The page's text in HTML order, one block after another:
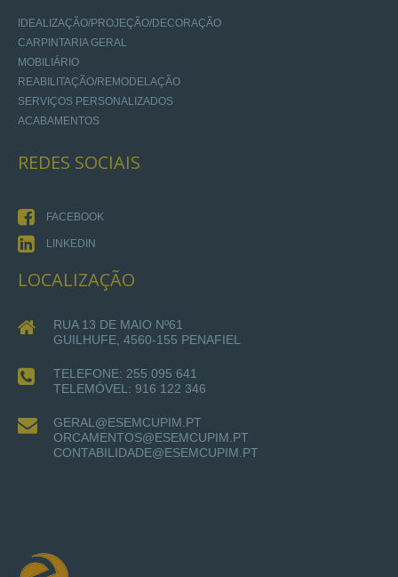
IDEALIZAÇÃO/PROJEÇÃO/DECORAÇÃO
CARPINTARIA GERAL
MOBILIÁRIO
REABILITAÇÃO/REMODELAÇÃO
SERVIÇOS PERSONALIZADOS
ACABAMENTOS
REDES SOCIAIS
FACEBOOK
LINKEDIN
LOCALIZAÇÃO
RUA 13 DE MAIO Nº61
GUILHUFE, 4560-155 PENAFIEL
TELEFONE: 255 095 641
TELEMÓVEL: 916 122 346
GERAL@ESEMCUPIM.PT
ORCAMENTOS@ESEMCUPIM.PT
CONTABILIDADE@ESEMCUPIM.PT